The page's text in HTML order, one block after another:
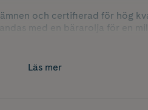
och certifierad för hög
med en bärarolja för en
ger en smakrik frukost.
per liter vätska.
Läs mer